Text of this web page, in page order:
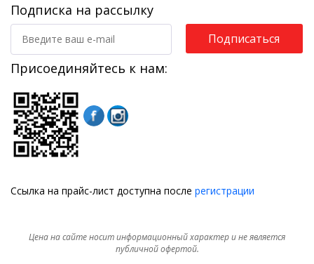
Подписка на рассылку
Подписаться
Присоединяйтесь к нам:
Ссылка на прайс-лист доступна после регистрации
Цена на сайте носит информационный характер и не является
публичной офертой.